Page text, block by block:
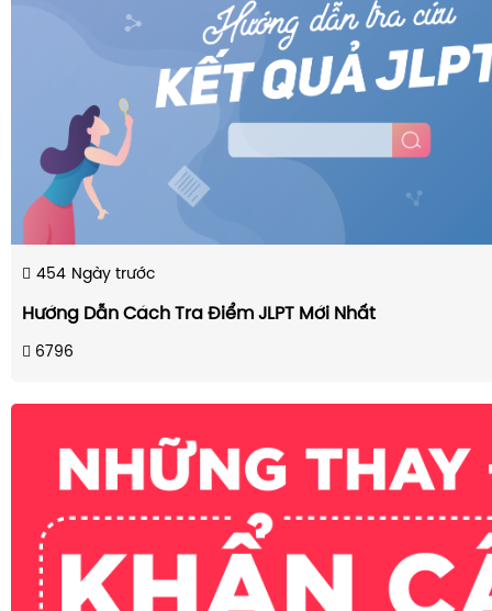
454 Ngày trước
Hướng Dẫn Cách Tra Điểm JLPT Mới Nhất
6796